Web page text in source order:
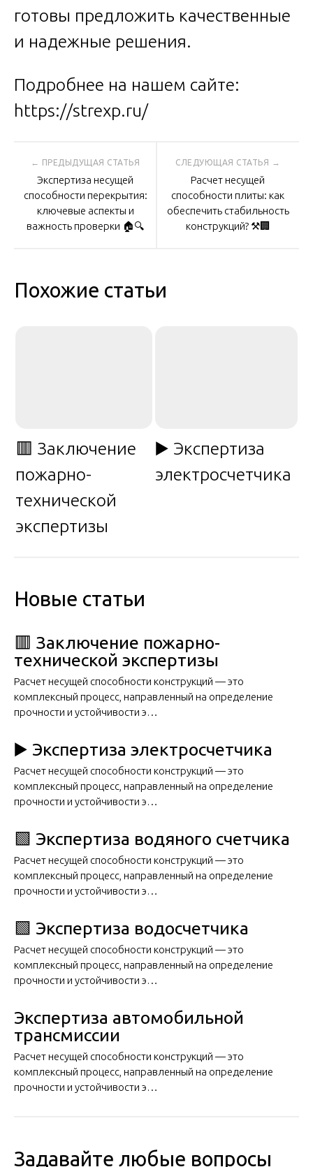
готовы предложить качественные
и надежные решения.
Подробнее на нашем сайте:
https://strexp.ru/
Навигация
по
записям
Экспертиза несущей
способности перекрытия:
ключевые аспекты и
важность проверки 🏠🔍
Расчет несущей
способности плиты: как
обеспечить стабильность
конструкций? ⚒️🏢
Похожие статьи
🟥 Заключение
пожарно-
технической
экспертизы
▶️ Экспертиза
электросчетчика
Новые статьи
🟥 Заключение пожарно-
технической экспертизы
Расчет несущей способности конструкций — это
комплексный процесс, направленный на определение
прочности и устойчивости э…
▶️ Экспертиза электросчетчика
Расчет несущей способности конструкций — это
комплексный процесс, направленный на определение
прочности и устойчивости э…
🟩 Экспертиза водяного счетчика
Расчет несущей способности конструкций — это
комплексный процесс, направленный на определение
прочности и устойчивости э…
🟩 Экспертиза водосчетчика
Расчет несущей способности конструкций — это
комплексный процесс, направленный на определение
прочности и устойчивости э…
Экспертиза автомобильной
трансмиссии
Расчет несущей способности конструкций — это
комплексный процесс, направленный на определение
прочности и устойчивости э…
Задавайте любые вопросы